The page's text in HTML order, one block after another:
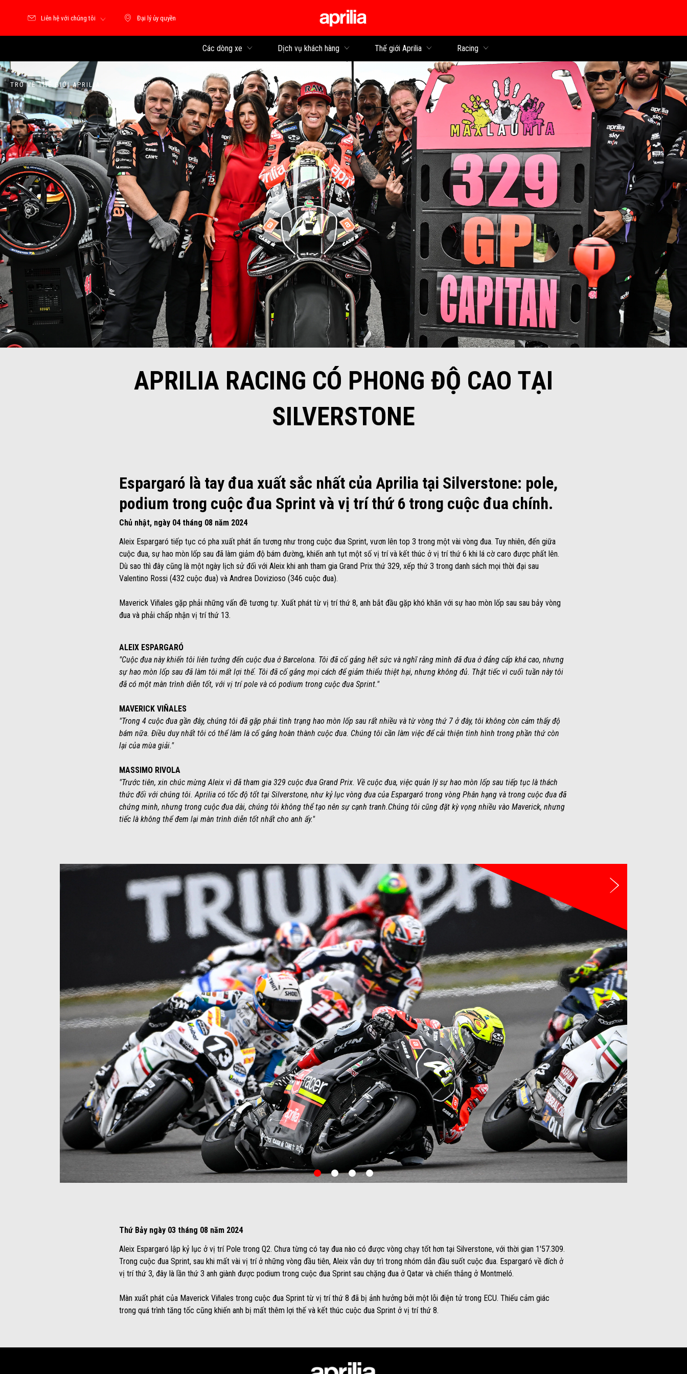
Đại lý ủy quyền
Đại lý ủy quyền
Liên hệ với chúng tôi
Các dòng xe Dịch vụ khách hàng Thế giới Aprilia Racing
TRỞ VỀ THẾ GIỚI APRILIA
APRILIA RACING CÓ PHONG ĐỘ CAO TẠI
SILVERSTONE
Espargaró là tay đua xuất sắc nhất của Aprilia tại Silverstone: pole,
podium trong cuộc đua Sprint và vị trí thứ 6 trong cuộc đua chính.
Chủ nhật, ngày 04 tháng 08 năm 2024
Aleix Espargaró tiếp tục có pha xuất phát ấn tương như trong cuộc đua Sprint, vươn lên top 3 trong một vài vòng đua. Tuy nhiên, đến giữa
cuộc đua, sự hao mòn lốp sau đã làm giảm độ bám đường, khiến anh tụt một số vị trí và kết thúc ở vị trí thứ 6 khi lá cờ caro được phất lên.
Dù sao thì đây cũng là một ngày lịch sử đối với Aleix khi anh tham gia Grand Prix thứ 329, xếp thứ 3 trong danh sách mọi thời đại sau
Valentino Rossi (432 cuộc đua) và Andrea Dovizioso (346 cuộc đua).
Maverick Viñales gặp phải những vấn đề tương tự. Xuất phát từ vị trí thứ 8, anh bắt đầu gặp khó khăn với sự hao mòn lốp sau sau bảy vòng
đua và phải chấp nhận vị trí thứ 13.
ALEIX ESPARGARÓ
"Cuộc đua này khiến tôi liên tưởng đến cuộc đua ở Barcelona. Tôi đã cố gắng hết sức và nghĩ rằng mình đã đua ở đẳng cấp khá cao, nhưng
sự hao mòn lốp sau đã làm tôi mất lợi thế. Tôi đã cố gắng mọi cách để giảm thiểu thiệt hại, nhưng không đủ. Thật tiếc vì cuối tuần này tôi
đã có một màn trình diễn tốt, với vị trí pole và có podium trong cuộc đua Sprint."
MAVERICK VIÑALES
"Trong 4 cuộc đua gần đây, chúng tôi đã gặp phải tình trạng hao mòn lốp sau rất nhiều và từ vòng thứ 7 ở đây, tôi không còn cảm thấy độ
bám nữa. Điều duy nhất tôi có thể làm là cố gắng hoàn thành cuộc đua. Chúng tôi cần làm việc để cải thiện tình hình trong phần thứ còn
lại của mùa giải."
MASSIMO RIVOLA
"Trước tiên, xin chúc mừng Aleix vì đã tham gia 329 cuộc đua Grand Prix. Về cuộc đua, việc quản lý sự hao mòn lốp sau tiếp tục là thách
thức đối với chúng tôi. Aprilia có tốc độ tốt tại Silverstone, như kỷ lục vòng đua của Espargaró trong vòng Phân hạng và trong cuộc đua đã
chứng minh, nhưng trong cuộc đua dài, chúng tôi không thể tạo nên sự cạnh tranh.Chúng tôi cũng đặt kỳ vọng nhiều vào Maverick, nhưng
tiếc là không thể đem lại màn trình diễn tốt nhất cho anh ấy."
item
0
2
item
3
Tiếp theo
Thứ Bảy ngày 03 tháng 08 năm 2024
Aleix Espargaró lập kỷ lục ở vị trí Pole trong Q2. Chưa từng có tay đua nào có được vòng chạy tốt hơn tại Silverstone, với thời gian 1'57.309.
Trong cuộc đua Sprint, sau khi mất vài vị trí ở những vòng đầu tiên, Aleix vẫn duy trì trong nhóm dẫn đầu suốt cuộc đua. Espargaró về đích ở
vị trí thứ 3, đây là lần thứ 3 anh giành được podium trong cuộc đua Sprint sau chặng đua ở Qatar và chiến thắng ở Montmeló.
Màn xuất phát của Maverick Viñales trong cuộc đua Sprint từ vị trí thứ 8 đã bị ảnh hưởng bởi một lỗi điện tử trong ECU. Thiếu cảm giác
trong quá trình tăng tốc cũng khiến anh bị mất thêm lợi thế và kết thúc cuộc đua Sprint ở vị trí thứ 8.